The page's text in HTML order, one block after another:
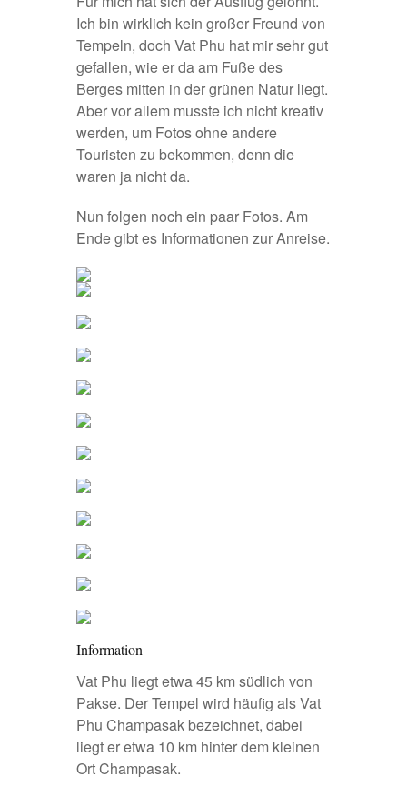
Ich bin wirklich kein großer Freund von
Tempeln, doch Vat Phu hat mir sehr gut
gefallen, wie er da am Fuße des
Berges mitten in der grünen Natur liegt.
Aber vor allem musste ich nicht kreativ
werden, um Fotos ohne andere
Touristen zu bekommen, denn die
waren ja nicht da.
Nun folgen noch ein paar Fotos. Am
Ende gibt es Informationen zur Anreise.
Information
Vat Phu liegt etwa 45 km südlich von
Pakse. Der Tempel wird häufig als Vat
Phu Champasak bezeichnet, dabei
liegt er etwa 10 km hinter dem kleinen
Ort Champasak.